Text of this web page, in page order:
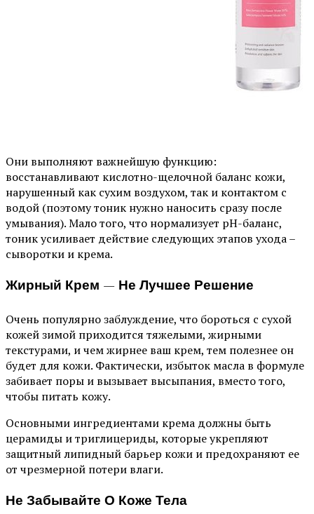
Они выполняют важнейшую функцию:
восстанавливают кислотно-щелочной баланс кожи,
нарушенный как сухим воздухом, так и контактом с
водой (поэтому тоник нужно наносить сразу после
умывания). Мало того, что нормализует pH-баланс,
тоник усиливает действие следующих этапов ухода –
сыворотки и крема.
Жирный Крем — Не Лучшее Решение
Очень популярно заблуждение, что бороться с сухой
кожей зимой приходится тяжелыми, жирными
текстурами, и чем жирнее ваш крем, тем полезнее он
будет для кожи. Фактически, избыток масла в формуле
забивает поры и вызывает высыпания, вместо того,
чтобы питать кожу.
Основными ингредиентами крема должны быть
церамиды и триглицериды, которые укрепляют
защитный липидный барьер кожи и предохраняют ее
от чрезмерной потери влаги.
Не Забывайте О Коже Тела